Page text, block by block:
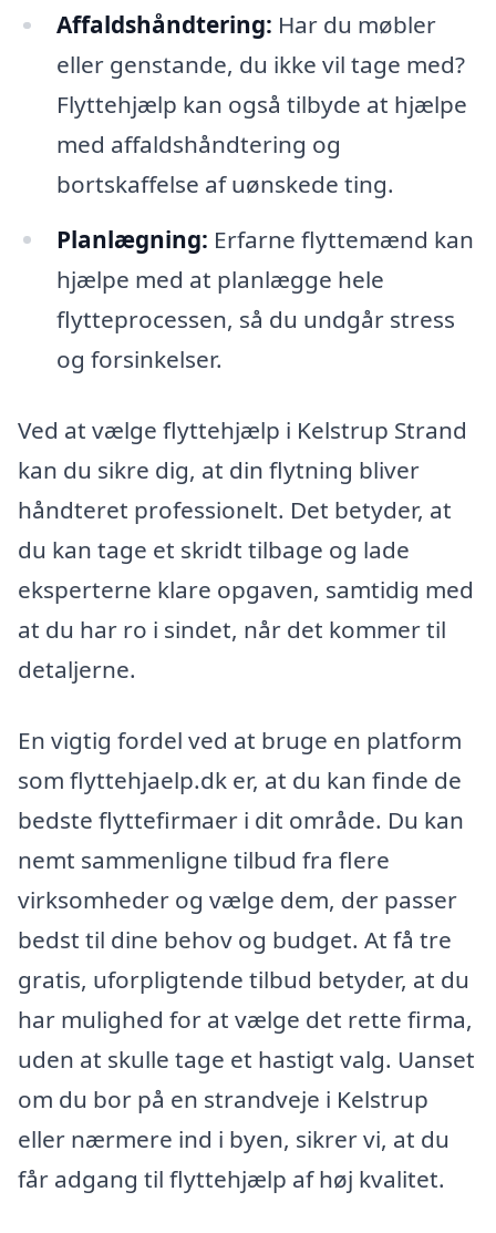
Affaldshåndtering: Har du møbler
eller genstande, du ikke vil tage med?
Flyttehjælp kan også tilbyde at hjælpe
med affaldshåndtering og
bortskaffelse af uønskede ting.
Planlægning: Erfarne flyttemænd kan
hjælpe med at planlægge hele
flytteprocessen, så du undgår stress
og forsinkelser.
Ved at vælge flyttehjælp i Kelstrup Strand
kan du sikre dig, at din flytning bliver
håndteret professionelt. Det betyder, at
du kan tage et skridt tilbage og lade
eksperterne klare opgaven, samtidig med
at du har ro i sindet, når det kommer til
detaljerne.
En vigtig fordel ved at bruge en platform
som flyttehjaelp.dk er, at du kan finde de
bedste flyttefirmaer i dit område. Du kan
nemt sammenligne tilbud fra flere
virksomheder og vælge dem, der passer
bedst til dine behov og budget. At få tre
gratis, uforpligtende tilbud betyder, at du
har mulighed for at vælge det rette firma,
uden at skulle tage et hastigt valg. Uanset
om du bor på en strandveje i Kelstrup
eller nærmere ind i byen, sikrer vi, at du
får adgang til flyttehjælp af høj kvalitet.